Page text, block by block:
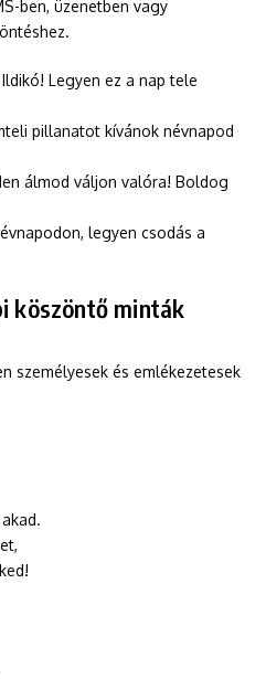
ben, üzenetben vagy
Legyen ez a nap tele
pillanatot kívánok névnapod
álmod váljon valóra! Boldog
legyen csodás a
köszöntő minták
személyesek és emlékezetesek